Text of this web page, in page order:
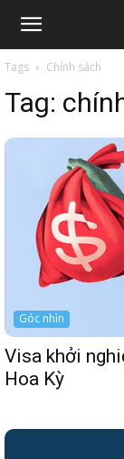
Appota
News
Tags Chính sách
Tag:
Góc nhìn
Visa khởi
Hoa Kỳ